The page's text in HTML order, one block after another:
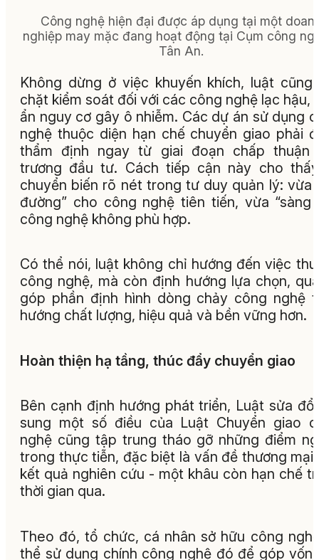
Công nghệ hiện đại được áp dụng tại một
nghiệp may mặc đang hoạt động tại Cụm công
Tân An.
Không dừng ở việc khuyến khích, luật cũng
chặt kiểm soát đối với các công nghệ lạc hậu,
ẩn nguy cơ gây ô nhiễm. Các dự án sử dụng
nghệ thuộc diện hạn chế chuyển giao phải
thẩm định ngay từ giai đoạn chấp thuận
trương đầu tư. Cách tiếp cận này cho
chuyển biến rõ nét trong tư duy quản lý: vừa
đường” cho công nghệ tiên tiến, vừa “sàng
công nghệ không phù hợp.
Có thể nói, luật không chỉ hướng đến việc
công nghệ, mà còn định hướng lựa chọn,
góp phần định hình dòng chảy công nghệ
hướng chất lượng, hiệu quả và bền vững hơn.
Hoàn thiện hạ tầng, thúc đẩy chuyển giao
Bên cạnh định hướng phát triển, Luật sửa
sung một số điều của Luật Chuyển giao
nghệ cũng tập trung tháo gỡ những điểm
trong thực tiễn, đặc biệt là vấn đề thương mại
kết quả nghiên cứu - một khâu còn hạn chế
thời gian qua.
Theo đó, tổ chức, cá nhân sở hữu công
thể sử dụng chính công nghệ đó để góp vốn